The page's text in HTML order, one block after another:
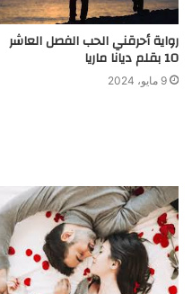
رواية أحرقني الحب الفصل العاشر
10 بقلم ديانا ماريا
9 مايو، 2024